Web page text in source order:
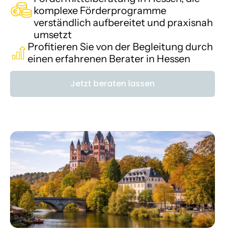
Mehr erfahren
Über uns
Karriere
komplexe Förderprogramme
verständlich aufbereitet und praxisnah
umsetzt
Profitieren Sie von der Begleitung durch
einen erfahrenen Berater in Hessen
Jetzt beraten lassen